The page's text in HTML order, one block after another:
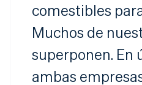
comestibles
Muchos de
superponen. En
ambas